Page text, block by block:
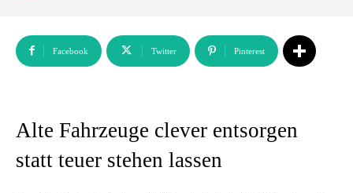
Facebook Twitter Pinterest
Alte Fahrzeuge clever entsorgen
statt teuer stehen lassen